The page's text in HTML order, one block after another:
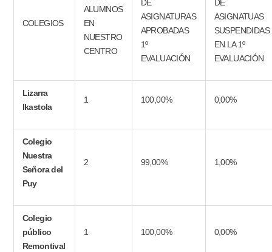
COLEGIOS
ALUMNOS
EN
NUESTRO
CENTRO
DE
ASIGNATURAS
APROBADAS
1º
EVALUACIÓN
DE
ASIGNATUAS
SUSPENDIDAS
EN LA 1º
EVALUACIÓN
Lizarra
Ikastola
1 100,00% 0,00%
Colegio
Nuestra
Señora del
Puy
2 99,00% 1,00%
Colegio
público
Remontival
1 100,00% 0,00%